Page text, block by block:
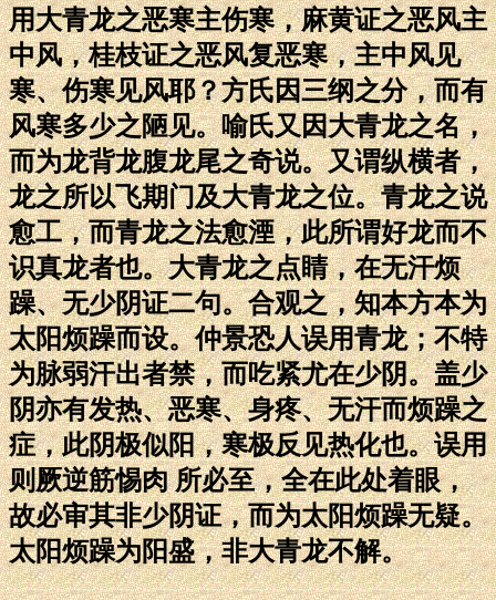
用大青龙之恶寒主伤寒，麻黄证之恶风主
中风，桂枝证之恶风复恶寒，主中风见
寒、伤寒见风耶？方氏因三纲之分，而有
风寒多少之陋见。喻氏又因大青龙之名，
而为龙背龙腹龙尾之奇说。又谓纵横者，
龙之所以飞期门及大青龙之位。青龙之说
愈工，而青龙之法愈湮，此所谓好龙而不
识真龙者也。大青龙之点睛，在无汗烦
躁、无少阴证二句。合观之，知本方本为
太阳烦躁而设。仲景恐人误用青龙；不特
为脉弱汗出者禁，而吃紧尤在少阴。盖少
阴亦有发热、恶寒、身疼、无汗而烦躁之
症，此阴极似阳，寒极反见热化也。误用
则厥逆筋惕肉 所必至，全在此处着眼，
故必审其非少阴证，而为太阳烦躁无疑。
太阳烦躁为阳盛，非大青龙不解。